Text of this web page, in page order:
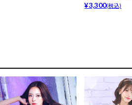
カシュク...
¥3,300(税込)